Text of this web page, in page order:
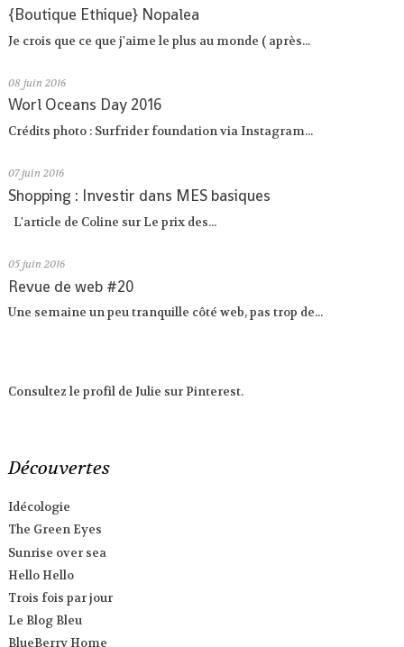
{Boutique Ethique} Nopalea
Je crois que ce que j'aime le plus au monde ( après...
08 juin 2016
Worl Oceans Day 2016
Crédits photo : Surfrider foundation via Instagram...
07 juin 2016
Shopping : Investir dans MES basiques
L'article de Coline sur Le prix des...
05 juin 2016
Revue de web #20
Une semaine un peu tranquille côté web, pas trop de...
Consultez le profil de Julie sur Pinterest.
Découvertes
Idécologie
The Green Eyes
Sunrise over sea
Hello Hello
Trois fois par jour
Le Blog Bleu
BlueBerry Home